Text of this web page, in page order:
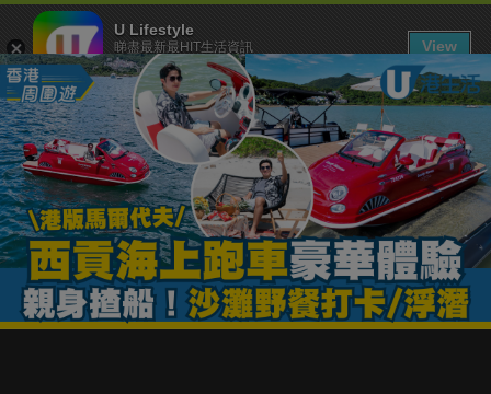
下載 U Lifestyle App
U Lifestyle
睇盡最新最HIT生活資訊
FREE - In Google Play
View